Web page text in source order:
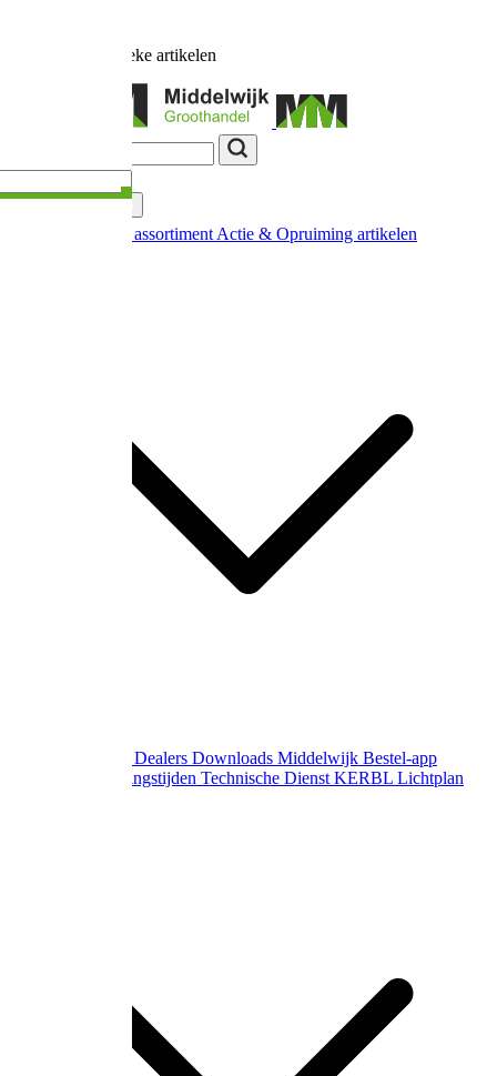
unieke artikelen
Nieuw in ons assortiment Actie & Opruiming artikelen
Dealers Downloads Middelwijk Bestel-app
Gewijzigde openingstijden Technische Dienst KERBL Lichtplan